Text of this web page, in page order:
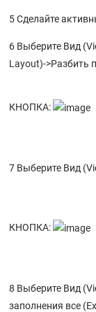
5 Сделайте
6 Выберите Вид
Layout)->Разбить
КНОПКА:
7 Выберите Вид
КНОПКА:
8 Выберите Вид
заполнения все